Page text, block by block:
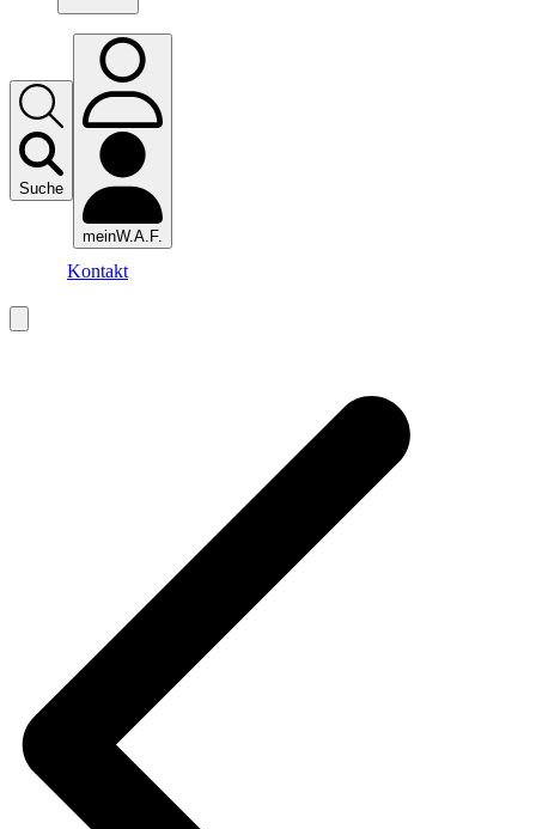
Suche
meinW.A.F.
Kontakt